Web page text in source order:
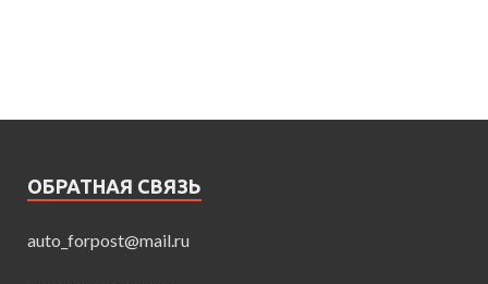
ОБРАТНАЯ СВЯЗЬ
auto_forpost@mail.ru